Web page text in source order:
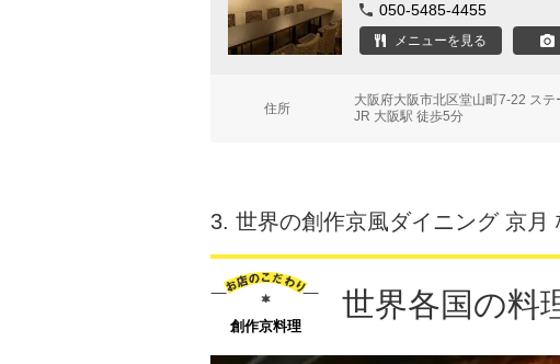
050-5485-4455
メニューを見る
住所
大阪府大阪市北区堂山町7-22 ス
JR 大阪駅 徒歩5分
3. 世界の創作京風ダイニング 京月
創作京料理
世界各国の料